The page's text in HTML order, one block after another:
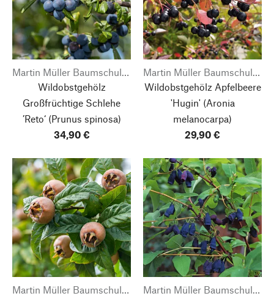
Martin Müller Baumschulen
Wildobstgehölz
Großfrüchtige Schlehe
’Reto‘(Prunus spinosa)
34,90 €
Martin Müller Baumschulen
Wildobstgehölz Apfelbeere
'Hugin'(Aronia
melanocarpa)
29,90 €
Martin Müller Baumschulen
Martin Müller Baumschulen